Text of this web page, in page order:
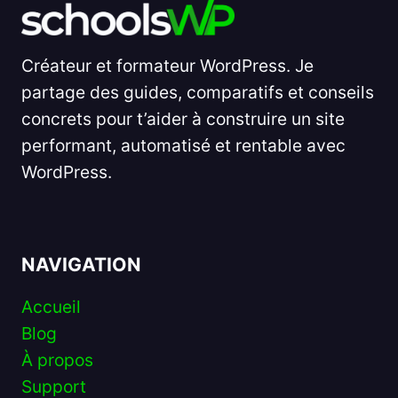
Créateur et formateur WordPress. Je
partage des guides, comparatifs et conseils
concrets pour t’aider à construire un site
performant, automatisé et rentable avec
WordPress.
NAVIGATION
Accueil
Blog
À propos
Support